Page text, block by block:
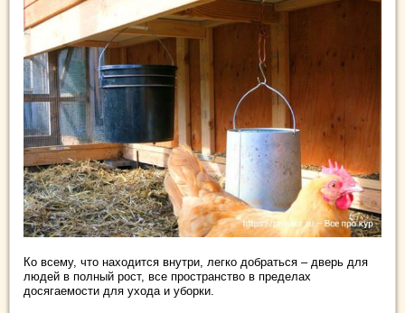
Ко всему, что находится внутри, легко добраться – дверь для
людей в полный рост, все пространство в пределах
досягаемости для ухода и уборки.